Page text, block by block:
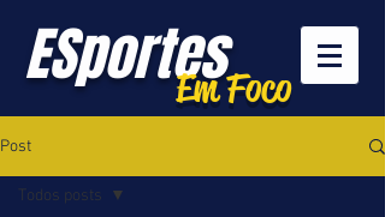
ESportesEm Foco
Post
Todos posts